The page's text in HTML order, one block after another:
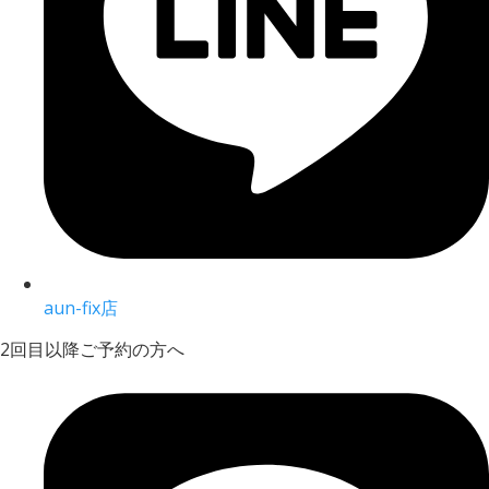
aun-fix店
2回目以降ご予約の方へ